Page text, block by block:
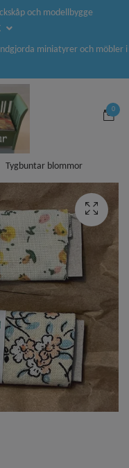
och modellbygge
miniatyrer och möbler i
0
Tygbuntar blommor